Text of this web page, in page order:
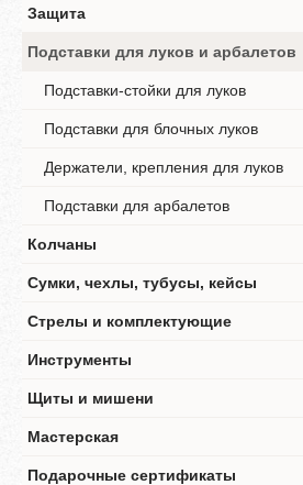
Защита
Подставки для луков и арбалетов
Подставки-стойки для луков
Подставки для блочных луков
Держатели, крепления для луков
Подставки для арбалетов
Колчаны
Сумки, чехлы, тубусы, кейсы
Стрелы и комплектующие
Инструменты
Щиты и мишени
Мастерская
Подарочные сертификаты